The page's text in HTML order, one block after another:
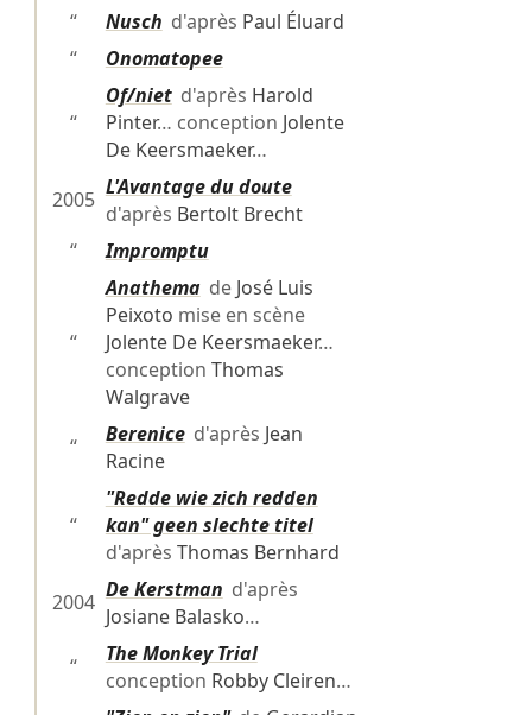
“
Nusch d'après Paul Éluard
“
Onomatopee
“
Of/nietd'après Harold
Pinter… conception Jolente
De Keersmaeker…
2005 L'Avantage du doute
d'après Bertolt Brecht
“
Impromptu
“
Anathemade José Luis
Peixoto mise en scène
Jolente De Keersmaeker…
conception Thomas
Walgrave
“
Bereniced'après Jean
Racine
“
"Redde wie zich redden
kan" geen slechte titel
d'après Thomas Bernhard
2004 De Kerstman d'après
Josiane Balasko…
“
The Monkey Trial
conception Robby Cleiren…